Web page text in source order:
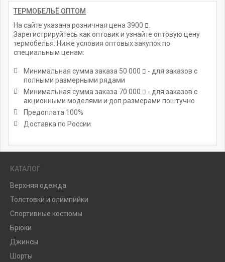
ТЕРМОБЕЛЬЁ ОПТОМ
На сайте указана розничная цена 3900
Зарегистрируйтесь как оптовик и узнайте оптовую цену
термобелья. Ниже условия оптовых закупок по
специальным ценам:
Минимальная сумма заказа 50 000
- для заказов с
полными размерными рядами
Минимальная сумма заказа 70 000
- для заказов с
акционными моделями и доп.размерами поштучно
Предоплата 100%
Доставка по России
КАТАЛОГ
Верхняя одежда
Толстовки и олимпийки
Спортивные костюмы
Брюки
Джинсы
Шорты